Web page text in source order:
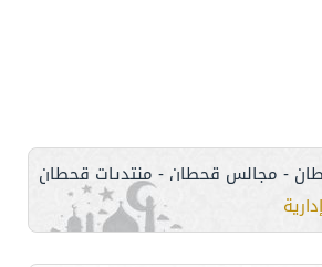
- مجالس قحطان - منتديات قحطان